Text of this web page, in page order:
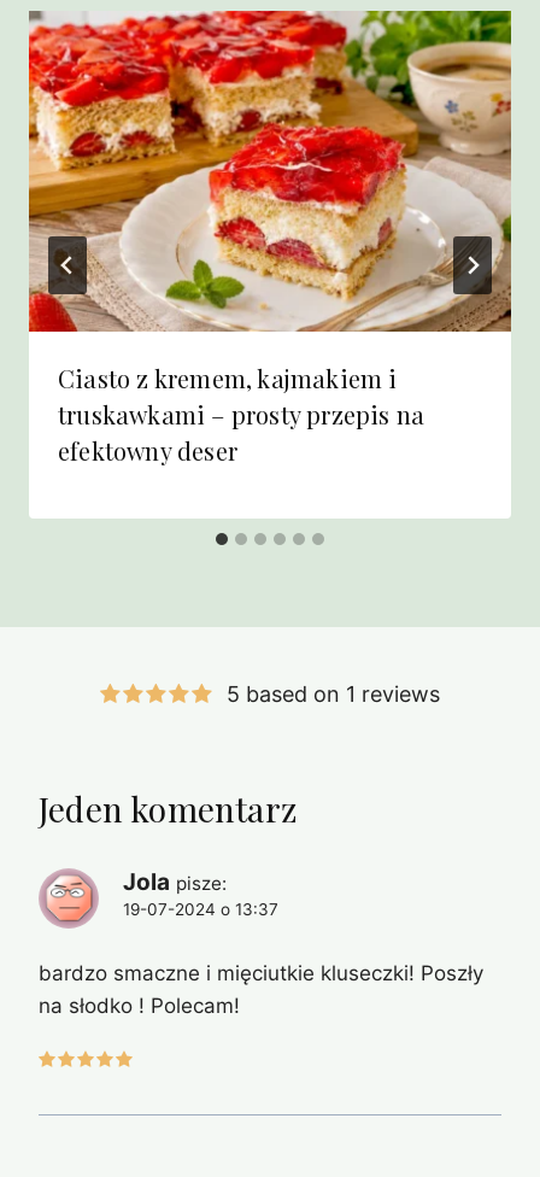
Ciasto z kremem, kajmakiem i
truskawkami – prosty przepis na
efektowny deser
5 based on 1 reviews
Jeden komentarz
Jola pisze:
19-07-2024 o 13:37
bardzo smaczne i mięciutkie kluseczki! Poszły
na słodko ! Polecam!